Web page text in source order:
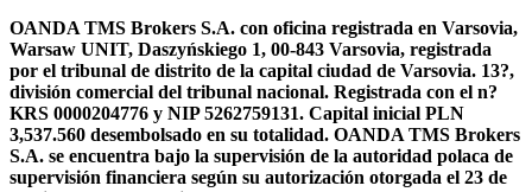
OANDA TMS Brokers S.A. con oficina registrada en Varsovia,
Warsaw UNIT, Daszyńskiego 1, 00-843 Varsovia, registrada
por el tribunal de distrito de la capital ciudad de Varsovia. 13?,
división comercial del tribunal nacional. Registrada con el n?
KRS 0000204776 y NIP 5262759131. Capital inicial PLN
3,537.560 desembolsado en su totalidad. OANDA TMS Brokers
S.A. se encuentra bajo la supervisión de la autoridad polaca de
supervisión financiera según su autorización otorgada el 23 de